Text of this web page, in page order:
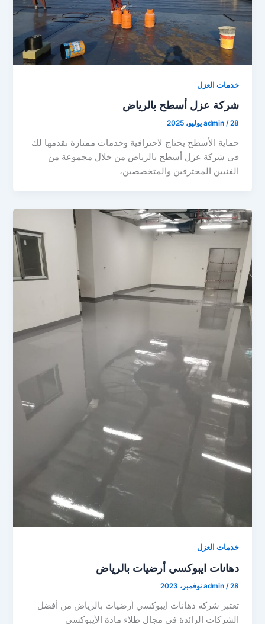
خدمات العزل
شركة عزل أسطح بالرياض
admin /28 يوليو، 2025
حماية الأسطح يحتاج لاحترافية وخدمات ممتازة نقدمها لك
في شركة عزل أسطح بالرياض من خلال مجموعة من
الفنيين المحترفين والمتخصصين،
خدمات العزل
دهانات ايبوكسي أرضيات بالرياض
admin /28 نوفمبر، 2023
تعتبر شركة دهانات ايبوكسي أرضيات بالرياض من أفضل
الشركات الرائدة في مجال طلاء مادة الأيبوكسي